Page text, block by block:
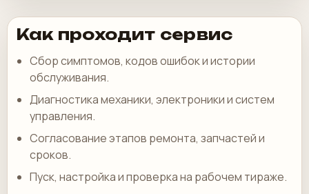
Как проходит сервис
Сбор симптомов, кодов ошибок и истории
обслуживания.
Диагностика механики, электроники и систем
управления.
Согласование этапов ремонта, запчастей и
сроков.
Пуск, настройка и проверка на рабочем тираже.